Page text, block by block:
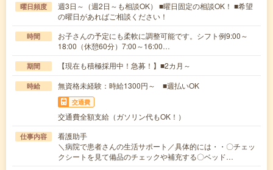
曜日頻度
週3日～（週2日～も相談OK） ■曜日固定の相談OK！ ■希望
の曜日があればご相談ください！
時間
お子さんの予定にも柔軟に調整可能です。シフト例9:00～
18:00（休憩60分）7:00～16:00…
期間 【現在も積極採用中！急募！】■2カ月～
時給 無資格未経験：時給1300円～ ■週払いOK
交通費
交通費全額支給（ガソリン代もOK！）
仕事内容
看護助手
＼病院で患者さんの生活サポート／具体的には・・〇チェッ
クシートを見て備品のチェックや補充する〇ベッド…